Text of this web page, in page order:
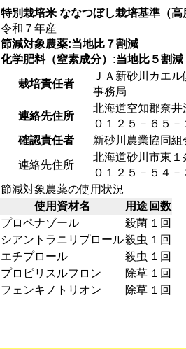
特別栽培米 ななつぼし栽培基準（高
令和７年産
節減対象農薬:当地比７割減
化学肥料（窒素成分）:当地比５割減
栽培責任者
ＪＡ新砂川カエル
事務局
連絡先住所
北海道空知郡奈井
０１２５－６５－
確認責任者
新砂川農業協同
連絡先住所
北海道砂川市東
０１２５－５４－
節減対象農薬の使用状況
使用資材名
用途 回数
プロペナゾール
殺菌 １回
シアントラニリプロール殺虫 １回
エチプロール
殺虫 １回
プロピリスルフロン
除草 １回
フェンキノトリオン
除草 １回